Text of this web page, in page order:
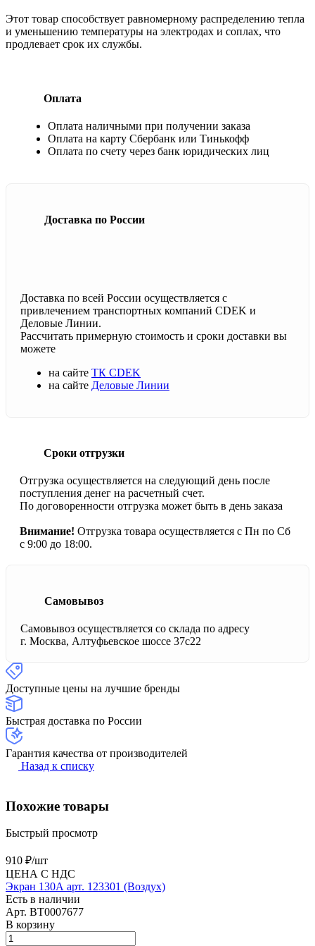
Этот товар способствует равномерному распределению тепла
и уменьшению температуры на электродах и соплах, что
продлевает срок их службы.
Оплата
Оплата наличными при получении заказа
Оплата на карту Сбербанк или Тинькофф
Оплата по счету через банк юридических лиц
Доставка по России
Доставка по всей России осуществляется с
привлечением транспортных компаний CDEK и
Деловые Линии.
Рассчитать примерную стоимость и сроки доставки вы
можете
на сайте ТК CDEK
на сайте Деловые Линии
Сроки отгрузки
Отгрузка осуществляется на следующий день после
поступления денег на расчетный счет.
По договоренности отгрузка может быть в день заказа
Внимание! Отгрузка товара осуществляется с Пн по Сб
с 9:00 до 18:00.
Самовывоз
Самовывоз осуществляется со склада по адресу
г. Москва, Алтуфьевское шоссе 37с22
Доступные цены на лучшие бренды
Быстрая доставка по России
Гарантия качества от производителей
Назад к списку
Похожие товары
Быстрый просмотр
910 ₽/шт
ЦЕНА С НДС
Экран 130А арт. 123301 (Воздух)
Есть в наличии
Арт. BT0007677
В корзину